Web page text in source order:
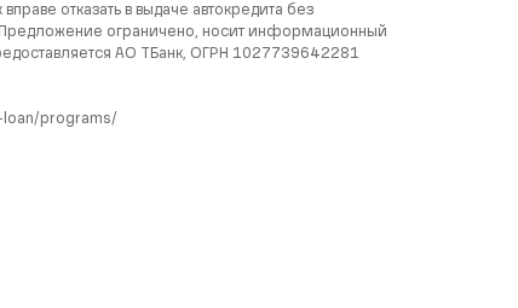
отказать в выдаче автокредита без
Предложение ограничено, носит информационный
АО ТБанк, ОГРН 1027739642281
loan/programs/